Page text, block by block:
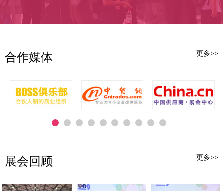
尚箱包、时尚鞋靴、时尚配饰、时尚
面辅料、时尚设计、时尚家品、时尚
合作媒体 更多>>
展会回顾 更多>>